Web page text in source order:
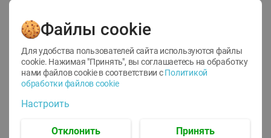
12
1.05 руб./
руб./шт ТОФУ Vegetus ТВЕРДЫЙ
Файлы cookie
Для удобства пользователей сайта используются файлы
cookie. Нажимая "Принять", вы соглашаетесь на обработку
нами файлов cookie в соответствии с Политикой
обработки файлов cookie
Настроить
Отклонить Принять